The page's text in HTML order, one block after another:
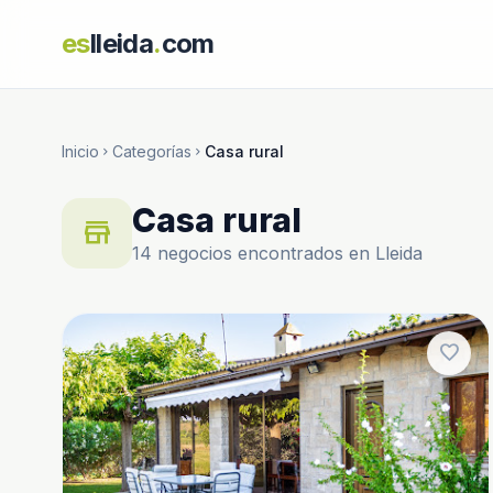
eslleida.com
Inicio chevron_right Categorías chevron_right Casa rural
store Casa rural
14 negocios encontrados en Lleida
favorite